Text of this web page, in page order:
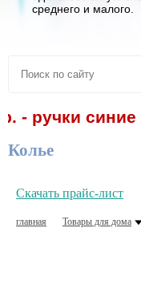
среднего и малого.
- ручки
Колье
Скачать прайс-лист
главная Товары для дома